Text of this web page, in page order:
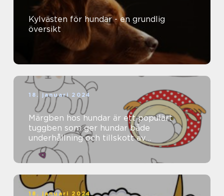
Kylvästen för hundar - en grundlig
översikt
18. januari 2024
Märgben hos hundar är ett populärt
tuggben som ger hundar både
underhållning och tillskott av
näringsämnen
18. januari 2024